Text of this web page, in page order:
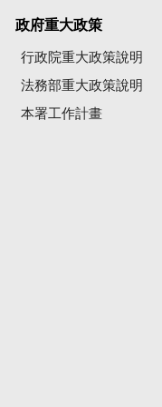
政府重大政策
行政院重大政策說明
法務部重大政策說明
本署工作計畫